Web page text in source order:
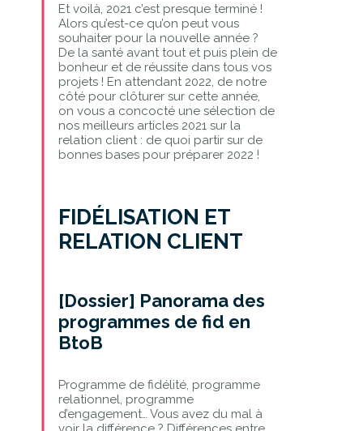
Et voilà, 2021 c’est presque terminé !
Alors qu’est-ce qu’on peut vous
souhaiter pour la nouvelle année ?
De la santé avant tout et puis plein de
bonheur et de réussite dans tous vos
projets ! En attendant 2022, de notre
côté pour clôturer sur cette année,
on vous a concocté une sélection de
nos meilleurs articles 2021 sur la
relation client : de quoi partir sur de
bonnes bases pour préparer 2022 !
FIDÉLISATION ET
RELATION CLIENT
[Dossier] Panorama des
programmes de fid en
BtoB
Programme de fidélité, programme
relationnel, programme
d’engagement… Vous avez du mal à